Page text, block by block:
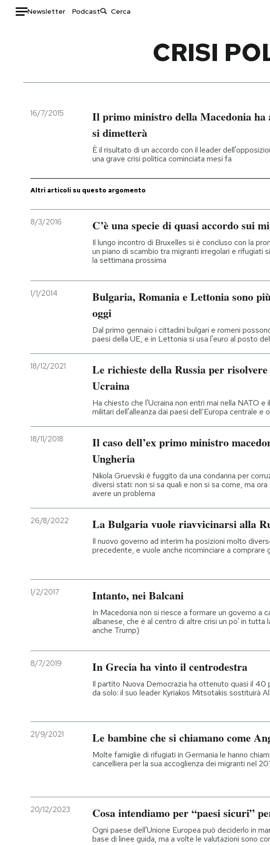
Newsletter Podcast
Italia
Politica
Moda
Ok Boomer!
Media
CALENDARIO
AREA PERSONALE
CRISI
16/7/2015
Il primo ministro della Macedonia ha
si dimetterà
È il risultato di un accordo con il leader
una grave crisi politica cominciata mesi fa
Altri articoli su questo argomento
8/3/2016 C’è una specie di quasi accordo sui
Il lungo incontro di Bruxelles si è concluso con la
un piano di scambio tra migranti irregolari e rifugiati
la settimana prossima
1/1/2014
Bulgaria, Romania e Lettonia sono
oggi
Dal primo gennaio i cittadini bulgari e romeni
paesi della UE, e in Lettonia si usa l'euro al posto
18/12/2021
Le richieste della Russia per
Ucraina
Ha chiesto che l'Ucraina non entri mai nella NATO
militari dell'alleanza dai paesi dell’Europa centrale e
18/11/2018
Il caso dell’ex primo ministro
Ungheria
Nikola Gruevski è fuggito da una condanna per
diversi stati: non si sa quali e non si sa come, ma
avere un problema
26/8/2022 La Bulgaria vuole riavvicinarsi alla
Il nuovo governo ad interim ha posizioni molto
precedente, e vuole anche ricominciare a comprare
1/2/2017 Intanto, nei Balcani
In Macedonia non si riesce a formare un governo a
albanese, che è al centro di altre crisi un po' in tutta
anche Trump)
8/7/2019 In Grecia ha vinto il centrodestra
Il partito Nuova Democrazia ha ottenuto quasi il 40
da solo: il suo leader Kyriakos Mitsotakis sostituirà
21/9/2021 Le bambine che si chiamano come
Molte famiglie di rifugiati in Germania le hanno
cancelliera per la sua accoglienza dei migranti nel
20/12/2023 Cosa intendiamo per “paesi sicuri”
Ogni paese dell'Unione Europea può deciderlo in
base di linee guida, ma a volte le valutazioni sono